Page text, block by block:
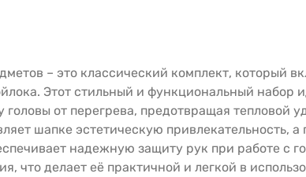
– это классический комплект, который
Этот стильный и функциональный
от перегрева, предотвращая тепловой
шапке эстетическую привлекательность, а
надежную защиту рук при работе
что делает её практичной и легкой в